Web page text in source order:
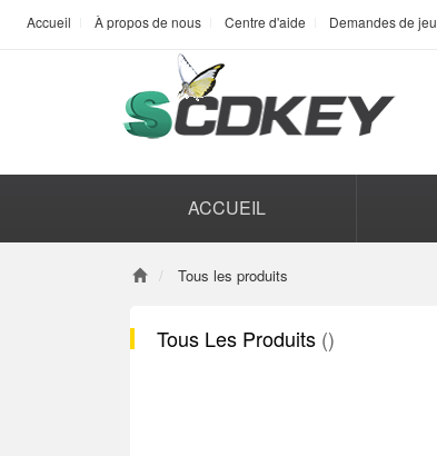
Accueil À propos de nous Centre d'aide Demandes de jeu
ACCUEIL
Tous les produits
Tous Les Produits ()